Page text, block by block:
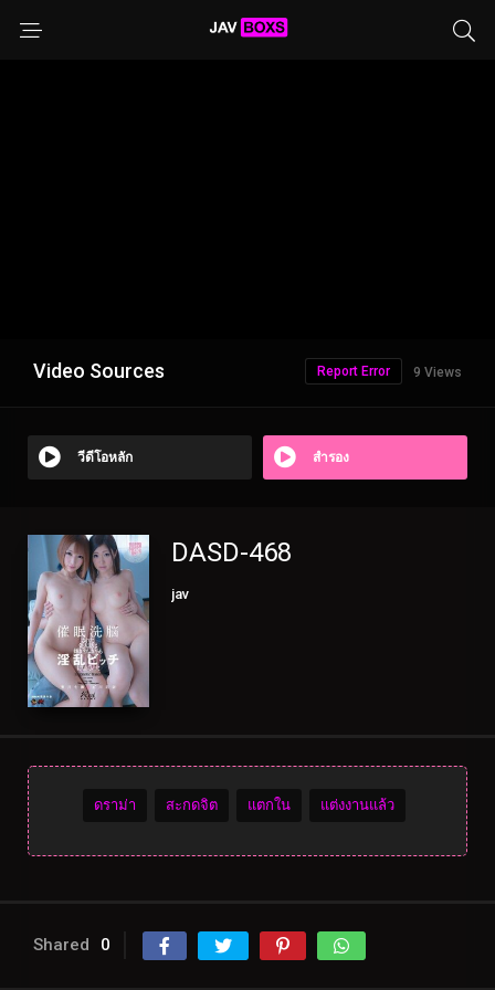
Video Sources 9 Views
Report Error
วีดีโอหลัก สำรอง
DASD-468
jav
ดราม่า สะกดจิต แตกใน แต่งงานแล้ว
Shared 0